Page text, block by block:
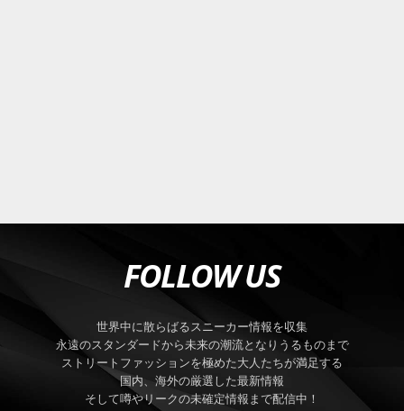
FOLLOW US
世界中に散らばるスニーカー情報を収集
永遠のスタンダードから未来の潮流となりうるものまで
ストリートファッションを極めた大人たちが満足する
国内、海外の厳選した最新情報
そして噂やリークの未確定情報まで配信中！